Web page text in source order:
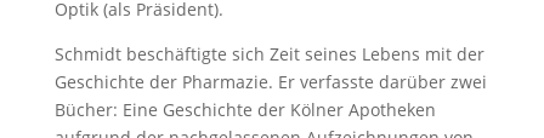
Optik (als Präsident).
Schmidt beschäftigte sich Zeit seines Lebens mit der
Geschichte der Pharmazie. Er verfasste darüber zwei
Bücher: Eine Geschichte der Kölner Apotheken